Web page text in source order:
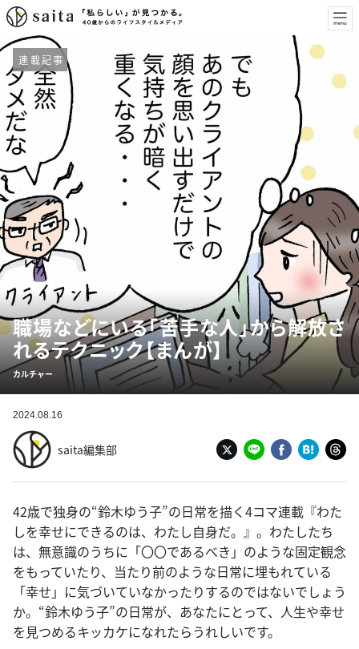
連載記事
職場などにいる「苦手な人」から解放さ
れるテクニック【まんが】
カルチャー
2024.08.16
saita編集部
42歳で独身の“鈴木ゆう子”の日常を描く4コマ連載『わた
しを幸せにできるのは、わたし自身だ。』。わたしたち
は、無意識のうちに「〇〇であるべき」のような固定観念
をもっていたり、当たり前のような日常に埋もれている
「幸せ」に気づいていなかったりするのではないでしょう
か。“鈴木ゆう子”の日常が、あなたにとって、人生や幸せ
を見つめるキッカケになれたらうれしいです。